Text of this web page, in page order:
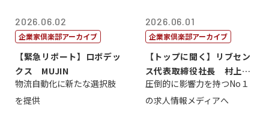
2026.06.02
企業家倶楽部アーカイブ
【緊急リポート】ロボデッ
クス MUJIN
物流自動化に新たな選択肢
を提供
2026.06.01
企業家倶楽部アーカイブ
【トップに聞く】リブセン
ス代表取締役社長 村上太
一 氏
圧倒的に影響力を持つNo１
の求人情報メディアへ